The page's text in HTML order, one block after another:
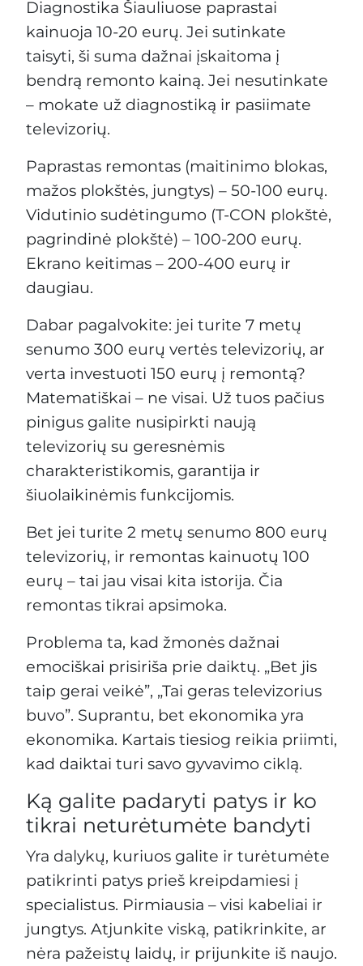
Diagnostika Šiauliuose paprastai
kainuoja 10-20 eurų. Jei sutinkate
taisyti, ši suma dažnai įskaitoma į
bendrą remonto kainą. Jei nesutinkate
– mokate už diagnostiką ir pasiimate
televizorių.
Paprastas remontas (maitinimo blokas,
mažos plokštės, jungtys) – 50-100 eurų.
Vidutinio sudėtingumo (T-CON plokštė,
pagrindinė plokštė) – 100-200 eurų.
Ekrano keitimas – 200-400 eurų ir
daugiau.
Dabar pagalvokite: jei turite 7 metų
senumo 300 eurų vertės televizorių, ar
verta investuoti 150 eurų į remontą?
Matematiškai – ne visai. Už tuos pačius
pinigus galite nusipirkti naują
televizorių su geresnėmis
charakteristikomis, garantija ir
šiuolaikinėmis funkcijomis.
Bet jei turite 2 metų senumo 800 eurų
televizorių, ir remontas kainuotų 100
eurų – tai jau visai kita istorija. Čia
remontas tikrai apsimoka.
Problema ta, kad žmonės dažnai
emociškai prisiriša prie daiktų. „Bet jis
taip gerai veikė”, „Tai geras televizorius
buvo”. Suprantu, bet ekonomika yra
ekonomika. Kartais tiesiog reikia priimti,
kad daiktai turi savo gyvavimo ciklą.
Ką galite padaryti patys ir ko
tikrai neturėtumėte bandyti
Yra dalykų, kuriuos galite ir turėtumėte
patikrinti patys prieš kreipdamiesi į
specialistus. Pirmiausia – visi kabeliai ir
jungtys. Atjunkite viską, patikrinkite, ar
nėra pažeistų laidų, ir prijunkite iš naujo.